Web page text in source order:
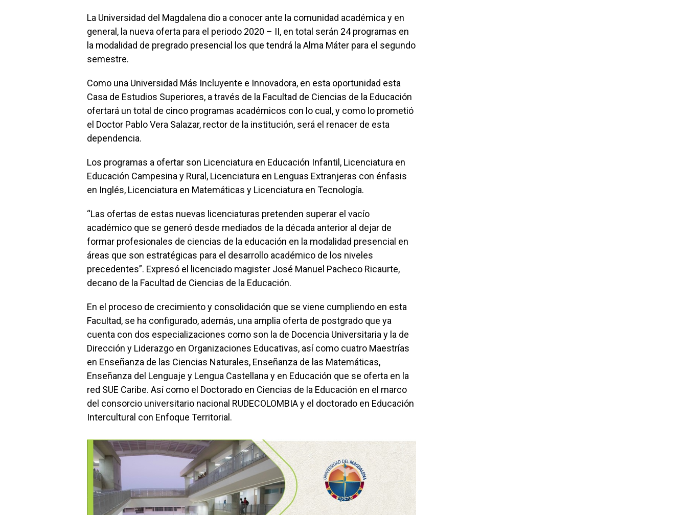
La Universidad del Magdalena dio a conocer ante la comunidad académica y en
general, la nueva oferta para el periodo 2020 – II, en total serán 24 programas en
la modalidad de pregrado presencial los que tendrá la Alma Máter para el segundo
semestre.
Como una Universidad Más Incluyente e Innovadora, en esta oportunidad esta
Casa de Estudios Superiores, a través de la Facultad de Ciencias de la Educación
ofertará un total de cinco programas académicos con lo cual, y como lo prometió
el Doctor Pablo Vera Salazar, rector de la institución, será el renacer de esta
dependencia.
Los programas a ofertar son Licenciatura en Educación Infantil, Licenciatura en
Educación Campesina y Rural, Licenciatura en Lenguas Extranjeras con énfasis
en Inglés, Licenciatura en Matemáticas y Licenciatura en Tecnología.
“Las ofertas de estas nuevas licenciaturas pretenden superar el vacío
académico que se generó desde mediados de la década anterior al dejar de
formar profesionales de ciencias de la educación en la modalidad presencial en
áreas que son estratégicas para el desarrollo académico de los niveles
precedentes”. Expresó el licenciado magister José Manuel Pacheco Ricaurte,
decano de la Facultad de Ciencias de la Educación.
En el proceso de crecimiento y consolidación que se viene cumpliendo en esta
Facultad, se ha configurado, además, una amplia oferta de postgrado que ya
cuenta con dos especializaciones como son la de Docencia Universitaria y la de
Dirección y Liderazgo en Organizaciones Educativas, así como cuatro Maestrías
en Enseñanza de las Ciencias Naturales, Enseñanza de las Matemáticas,
Enseñanza del Lenguaje y Lengua Castellana y en Educación que se oferta en la
red SUE Caribe. Así como el Doctorado en Ciencias de la Educación en el marco
del consorcio universitario nacional RUDECOLOMBIA y el doctorado en Educación
Intercultural con Enfoque Territorial.